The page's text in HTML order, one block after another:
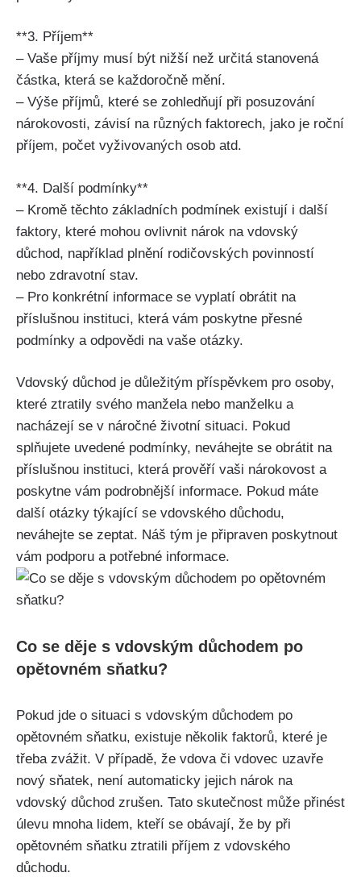
**3. Příjem**
– Vaše příjmy musí být nižší než určitá stanovená
částka, která se každoročně mění.
– Výše příjmů, které se zohledňují při posuzování
nárokovosti, závisí na různých faktorech, jako je roční
příjem, počet vyživovaných osob atd.
**4. Další podmínky**
– Kromě těchto základních podmínek existují i další
faktory, které mohou ovlivnit nárok na vdovský
důchod, například plnění rodičovských povinností
nebo zdravotní stav.
– Pro konkrétní informace se vyplatí obrátit na
příslušnou instituci, která vám poskytne přesné
podmínky a odpovědi na vaše otázky.
Vdovský důchod je důležitým příspěvkem pro osoby,
které ztratily svého manžela nebo manželku a
nacházejí se v náročné životní situaci. Pokud
splňujete uvedené podmínky, neváhejte se obrátit na
příslušnou instituci, která prověří vaši nárokovost a
poskytne vám podrobnější informace. Pokud máte
další otázky týkající se vdovského důchodu,
neváhejte se zeptat. Náš tým je připraven poskytnout
vám podporu a potřebné informace.
Co se děje s vdovským důchodem po
opětovném sňatku?
Pokud jde o situaci s vdovským důchodem po
opětovném sňatku, existuje několik faktorů, které je
třeba zvážit. V případě, že vdova či vdovec uzavře
nový sňatek, není automaticky jejich nárok na
vdovský důchod zrušen. Tato skutečnost může přinést
úlevu mnoha lidem, kteří se obávají, že by při
opětovném sňatku ztratili příjem z vdovského
důchodu.